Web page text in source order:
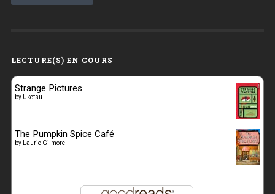
LECTURE(S) EN COURS
Strange Pictures
by Uketsu
The Pumpkin Spice Café
by Laurie Gilmore